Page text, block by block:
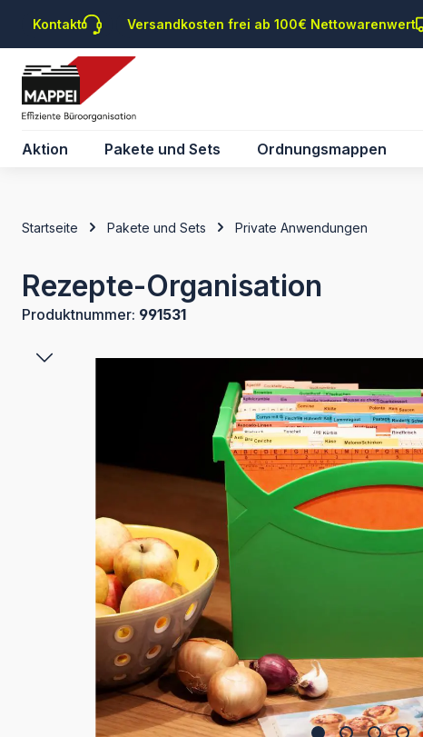
Hauptinhalt springen
Zur Suche springen
Zur Hauptnavigation springen
Kontakt Versandkosten frei ab 100€ Nettowarenwert
Aktion Pakete und Sets Ordnungsmappen
Startseite Pakete und Sets Private Anwendungen
Rezepte-Organisation
Produktnummer: 991531
Bildergalerie überspringen